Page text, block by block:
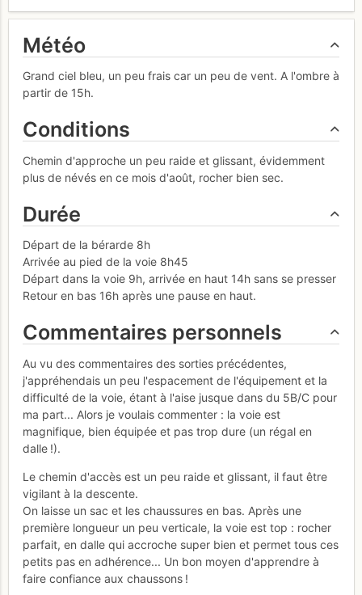
Météo
Grand ciel bleu, un peu frais car un peu de vent. A l'ombre à
partir de 15h.
Conditions
Chemin d'approche un peu raide et glissant, évidemment
plus de névés en ce mois d'août, rocher bien sec.
Durée
Départ de la bérarde 8h
Arrivée au pied de la voie 8h45
Départ dans la voie 9h, arrivée en haut 14h sans se presser
Retour en bas 16h après une pause en haut.
Commentaires personnels
Au vu des commentaires des sorties précédentes,
j'appréhendais un peu l'espacement de l'équipement et la
difficulté de la voie, étant à l'aise jusque dans du 5B/C pour
ma part... Alors je voulais commenter : la voie est
magnifique, bien équipée et pas trop dure (un régal en
dalle !).
Le chemin d'accès est un peu raide et glissant, il faut être
vigilant à la descente.
On laisse un sac et les chaussures en bas. Après une
première longueur un peu verticale, la voie est top : rocher
parfait, en dalle qui accroche super bien et permet tous ces
petits pas en adhérence... Un bon moyen d'apprendre à
faire confiance aux chaussons !